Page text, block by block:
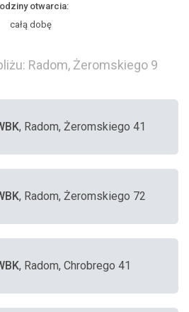
otwarcia:
całą dobę
Radom, Żeromskiego 9
, Radom, Żeromskiego 41
, Radom, Żeromskiego 72
, Radom, Chrobrego 41